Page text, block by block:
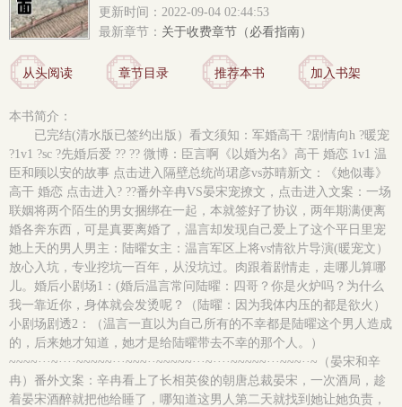
更新时间：2022-09-04 02:44:53
最新章节： 关于收费章节（必看指南）
从头阅读 章节目录 推荐本书 加入书架
本书简介：
已完结(清水版已签约出版）看文须知：军婚高干 ?剧情向h ?暖宠
?1v1 ?sc ?先婚后爱 ?? ?? 微博：臣言啊《以婚为名》高干 婚恋 1v1 温
臣和顾以安的故事 点击进入隔壁总统尚珺彦vs苏晴新文：《她似毒》
高干 婚恋 点击进入? ??番外辛冉VS晏宋宠撩文，点击进入文案：一场
联姻将两个陌生的男女捆绑在一起，本就签好了协议，两年期满便离
婚各奔东西，可是真要离婚了，温言却发现自己爱上了这个平日里宠
她上天的男人男主：陆曜女主：温言军区上将vs情欲片导演(暖宠文）
放心入坑，专业挖坑一百年，从没坑过。肉跟着剧情走，走哪儿算哪
儿。婚后小剧场1：(婚后温言常问陆曜：四哥？你是火炉吗？为什么
我一靠近你，身体就会发烫呢？（陆曜：因为我体内压的都是欲火）
小剧场剧透2：（温言一直以为自己所有的不幸都是陆曜这个男人造成
的，后来她才知道，她才是给陆曜带去不幸的那个人。）
~~~~···~····~~~~~···~~~··~~~~~···~····~~~~~···~~~··~（晏宋和辛
冉）番外文案：辛冉看上了长相英俊的朝唐总裁晏宋，一次酒局，趁
着晏宋酒醉就把他给睡了，哪知道这男人第二天就找到她让她负责，